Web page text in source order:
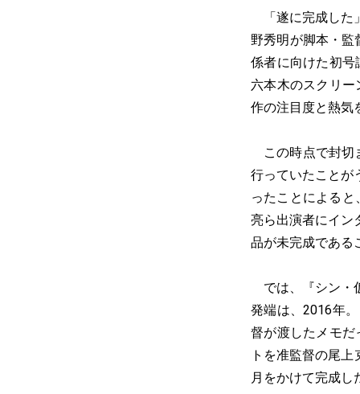
「遂に完成した
野秀明が脚本・監
係者に向けた初号
六本木のスクリ
作の注目度と熱気
この時点で封切
行っていたことが
ったことによる
亮ら出演者にイン
品が未完成である
では、『シン・
発端は、2016年
督が渡したメモ
トを准監督の尾
月をかけて完成し